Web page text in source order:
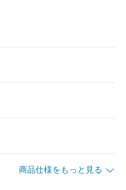
商品仕様をもっと見る